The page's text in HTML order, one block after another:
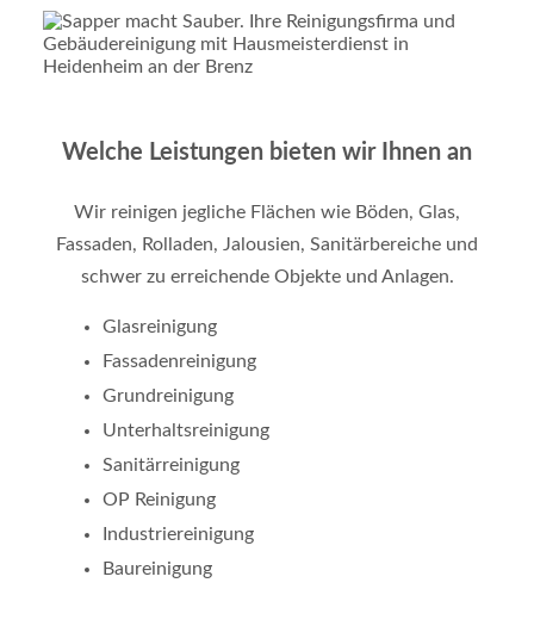
Welche Leistungen bieten wir Ihnen an
Wir reinigen jegliche Flächen wie Böden, Glas,
Fassaden, Rolladen, Jalousien, Sanitärbereiche und
schwer zu erreichende Objekte und Anlagen.
Glasreinigung
Fassadenreinigung
Grundreinigung
Unterhaltsreinigung
Sanitärreinigung
OP Reinigung
Industriereinigung
Baureinigung